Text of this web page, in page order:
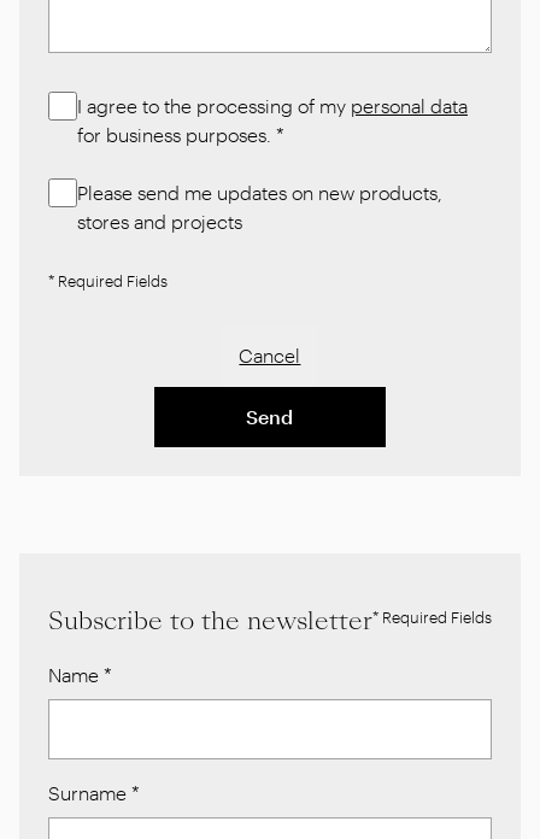
I agree to the processing of my personal data
for business purposes. *
Please send me updates on new products,
stores and projects
* Required Fields
Cancel
Send
Subscribe to the newsletter* Required Fields
Name *
Surname *